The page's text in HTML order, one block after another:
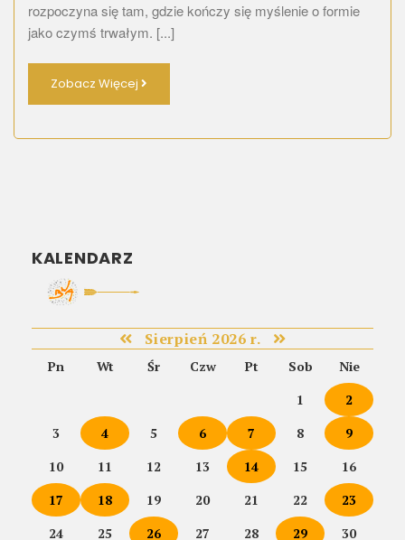
rozpoczyna się tam, gdzie kończy się myślenie o formie
jako czymś trwałym. [...]
Zobacz Więcej
KALENDARZ
Sierpień 2026 r.
Pn Wt Śr Czw Pt Sob
Nie
1
2
3
4 5 6 7 8
9
10
11 12 13 14 15
16
17
18 19 20 21 22
23
24
25 26 27 28 29 30